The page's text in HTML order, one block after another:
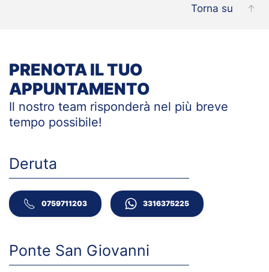
Torna su
PRENOTA IL TUO
APPUNTAMENTO
Il nostro team risponderà nel più breve
tempo possibile!
Deruta
0759711203 3316375225
Ponte San Giovanni